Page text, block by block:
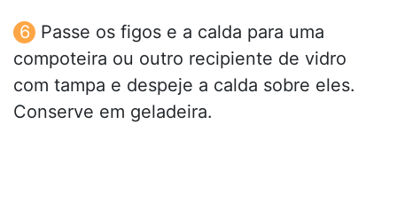
Passe os figos e a calda para uma
compoteira ou outro recipiente de vidro
com tampa e despeje a calda sobre eles.
Conserve em geladeira.